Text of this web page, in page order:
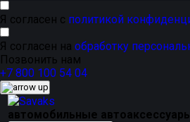
Я согласен с политикой
Я согласен на обработку
Позвонить нам
+7 800 100 54 04
автомобильные